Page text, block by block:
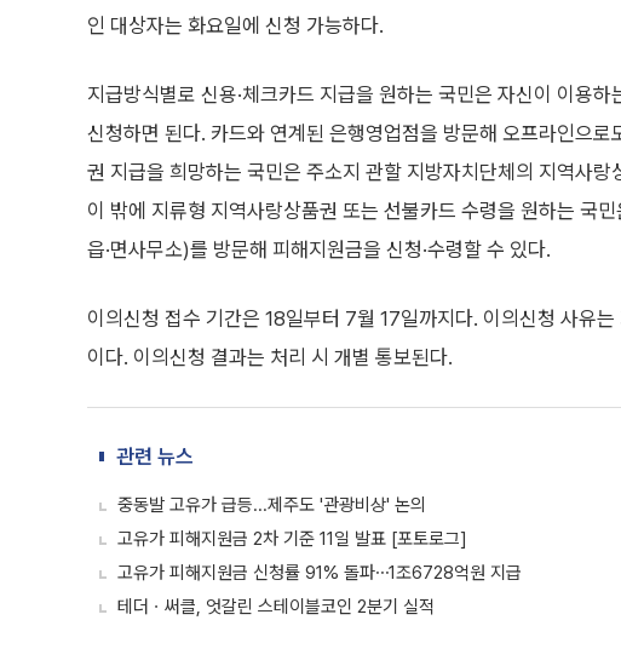
인 대상자는 화요일에 신청 가능하다.
지급방식별로 신용·체크카드 지급을 원하는 국민은 자신이 이용
신청하면 된다. 카드와 연계된 은행영업점을 방문해 오프라인으
권 지급을 희망하는 국민은 주소지 관할 지방자치단체의 지역사
이 밖에 지류형 지역사랑상품권 또는 선불카드 수령을 원하는 국
읍·면사무소)를 방문해 피해지원금을 신청·수령할 수 있다.
이의신청 접수 기간은 18일부터 7월 17일까지다. 이의신청 사유
이다. 이의신청 결과는 처리 시 개별 통보된다.
관련 뉴스
중동발 고유가 급등...제주도 '관광비상' 논의
고유가 피해지원금 2차 기준 11일 발표 [포토로그]
고유가 피해지원금 신청률 91% 돌파⋯1조6728억원 지급
테더ㆍ써클, 엇갈린 스테이블코인 2분기 실적